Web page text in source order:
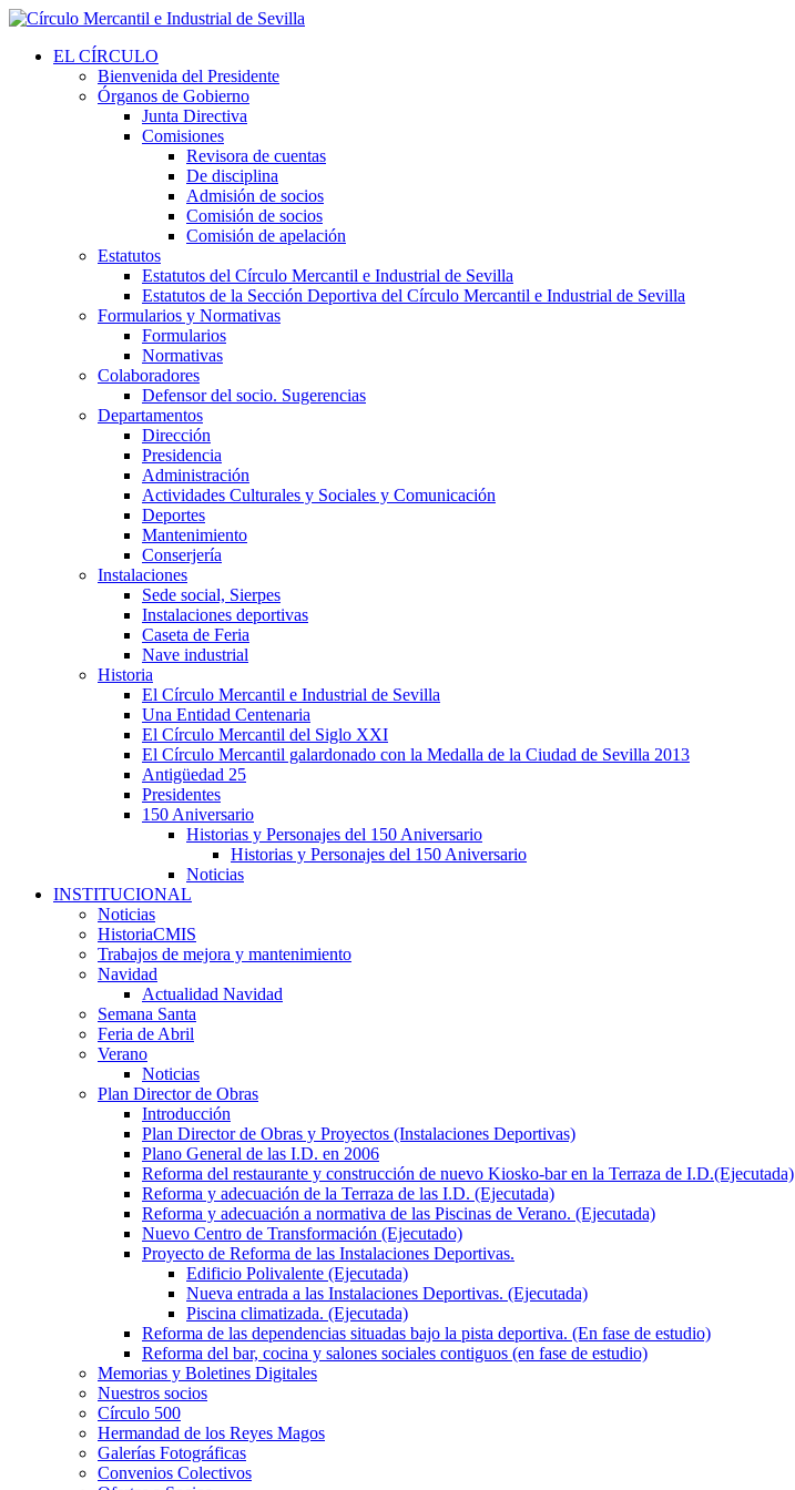
EL CÍRCULO
Bienvenida del Presidente
Órganos de Gobierno
Junta Directiva
Comisiones
Revisora de cuentas
De disciplina
Admisión de socios
Comisión de socios
Comisión de apelación
Estatutos
Estatutos del Círculo Mercantil e Industrial de Sevilla
Estatutos de la Sección Deportiva del Círculo Mercantil e Industrial de Sevilla
Formularios y Normativas
Formularios
Normativas
Colaboradores
Defensor del socio. Sugerencias
Departamentos
Dirección
Presidencia
Administración
Actividades Culturales y Sociales y Comunicación
Deportes
Mantenimiento
Conserjería
Instalaciones
Sede social, Sierpes
Instalaciones deportivas
Caseta de Feria
Nave industrial
Historia
El Círculo Mercantil e Industrial de Sevilla
Una Entidad Centenaria
El Círculo Mercantil del Siglo XXI
El Círculo Mercantil galardonado con la Medalla de la Ciudad de Sevilla 2013
Antigüedad 25
Presidentes
150 Aniversario
Historias y Personajes del 150 Aniversario
Historias y Personajes del 150 Aniversario
Noticias
INSTITUCIONAL
Noticias
HistoriaCMIS
Trabajos de mejora y mantenimiento
Navidad
Actualidad Navidad
Semana Santa
Feria de Abril
Verano
Noticias
Plan Director de Obras
Introducción
Plan Director de Obras y Proyectos (Instalaciones Deportivas)
Plano General de las I.D. en 2006
Reforma del restaurante y construcción de nuevo Kiosko-bar en la Terraza de I.D.(Ejecutada)
Reforma y adecuación de la Terraza de las I.D. (Ejecutada)
Reforma y adecuación a normativa de las Piscinas de Verano. (Ejecutada)
Nuevo Centro de Transformación (Ejecutado)
Proyecto de Reforma de las Instalaciones Deportivas.
Edificio Polivalente (Ejecutada)
Nueva entrada a las Instalaciones Deportivas. (Ejecutada)
Piscina climatizada. (Ejecutada)
Reforma de las dependencias situadas bajo la pista deportiva. (En fase de estudio)
Reforma del bar, cocina y salones sociales contiguos (en fase de estudio)
Memorias y Boletines Digitales
Nuestros socios
Círculo 500
Hermandad de los Reyes Magos
Galerías Fotográficas
Convenios Colectivos